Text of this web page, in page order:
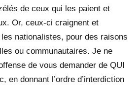
de ceux qui les paient et
Or, ceux-ci craignent et
nationalistes, pour des raisons
ou communautaires. Je ne
de vous demander de QUI
en donnant l’ordre d’interdiction